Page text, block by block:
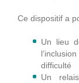
Ce dispositif a
Un lieu
difficulté
Un